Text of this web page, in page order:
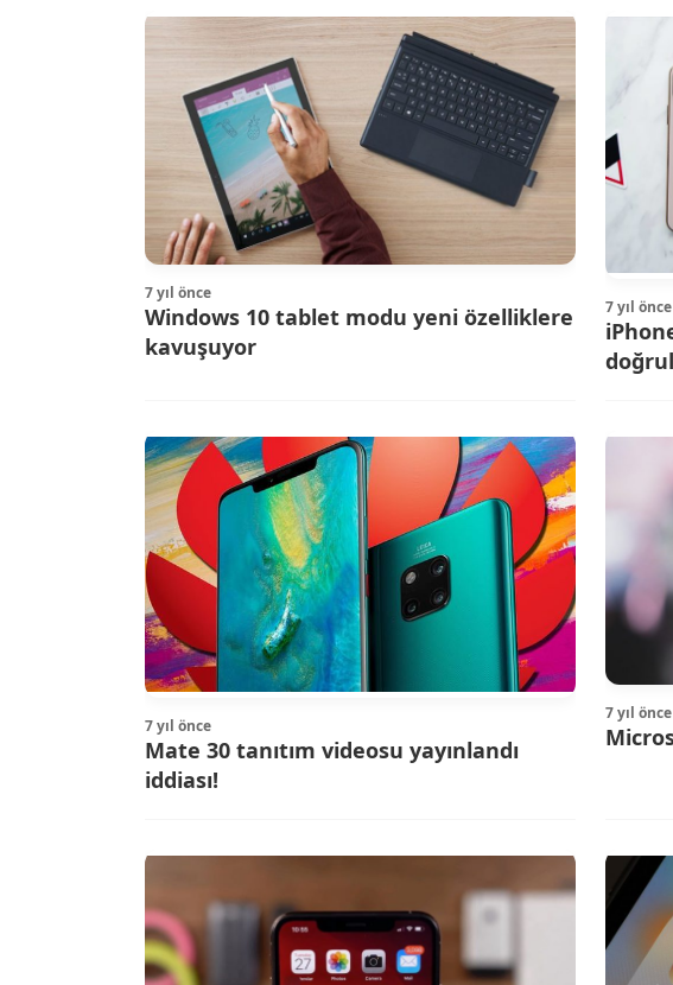
7 yıl önce
Windows 10 tablet modu yeni özelliklere
kavuşuyor
7 yıl önce
7 yıl önce
Mate 30 tanıtım videosu yayınlandı
iddiası!
7 yıl önce